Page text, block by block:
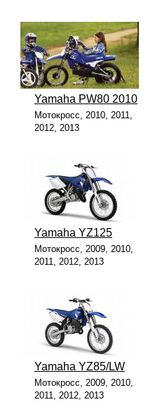
Yamaha PW80 2010
Мотокросс, 2010, 2011,
2012, 2013
Yamaha YZ125
Мотокросс, 2009, 2010,
2011, 2012, 2013
Yamaha YZ85/LW
Мотокросс, 2009, 2010,
2011, 2012, 2013